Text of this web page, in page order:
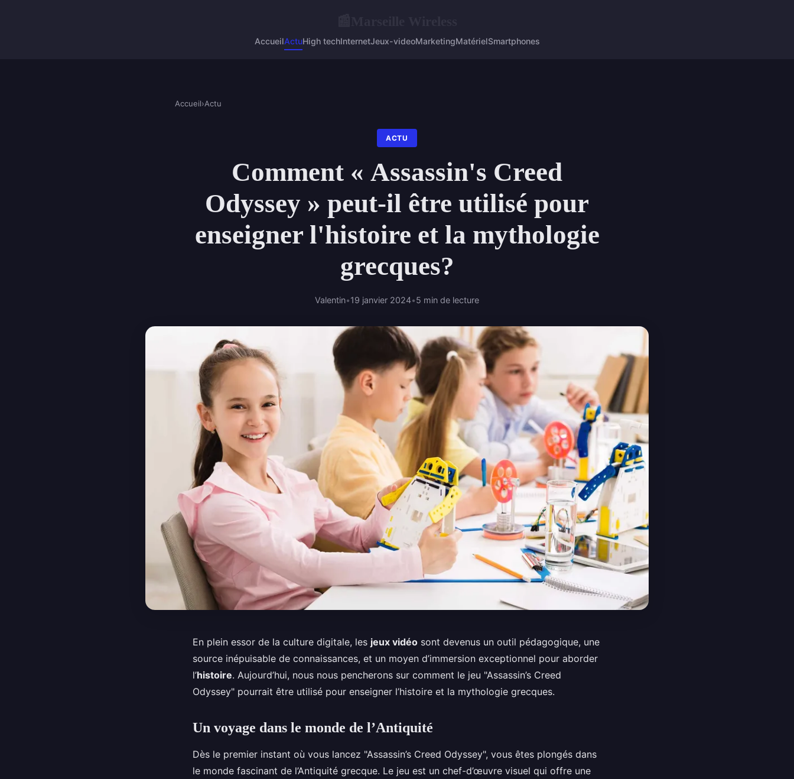
AccueilActuHigh techInternetJeux-videoMarketingMatérielSmartphones
Accueil›Actu
ACTU
Comment « Assassin's Creed
Odyssey » peut-il être utilisé pour
enseigner l'histoire et la mythologie
grecques?
Valentin•19 janvier 2024•5 min de lecture
En plein essor de la culture digitale, les jeux vidéo sont devenus un outil pédagogique, une
source inépuisable de connaissances, et un moyen d’immersion exceptionnel pour aborder
l’histoire. Aujourd’hui, nous nous pencherons sur comment le jeu "Assassin’s Creed
Odyssey" pourrait être utilisé pour enseigner l’histoire et la mythologie grecques.
Un voyage dans le monde de l’Antiquité
Dès le premier instant où vous lancez "Assassin’s Creed Odyssey", vous êtes plongés dans
le monde fascinant de l’Antiquité grecque. Le jeu est un chef-d’œuvre visuel qui offre une